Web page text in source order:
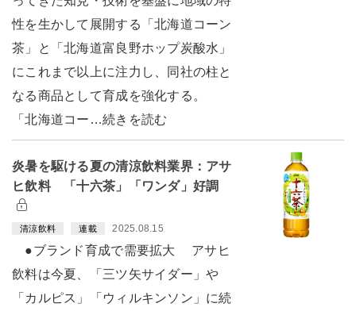
性を生かして展開する「北海道コーン
茶」と「北海道富良野ホップ炭酸水」
にこれまで以上に注力し、同社の柱と
なる商品として育成を強化する。
「北海道コー…続きを読む
炎暑を駆ける夏の清涼飲料業界：アサ
ヒ飲料 「十六茶」「ワンダ」好調
清涼飲料 連載 2025.08.15
●ブランド育成で需要拡大 アサヒ
飲料は今夏、「三ツ矢サイダー」や
「カルピス」「ウィルキンソン」に続